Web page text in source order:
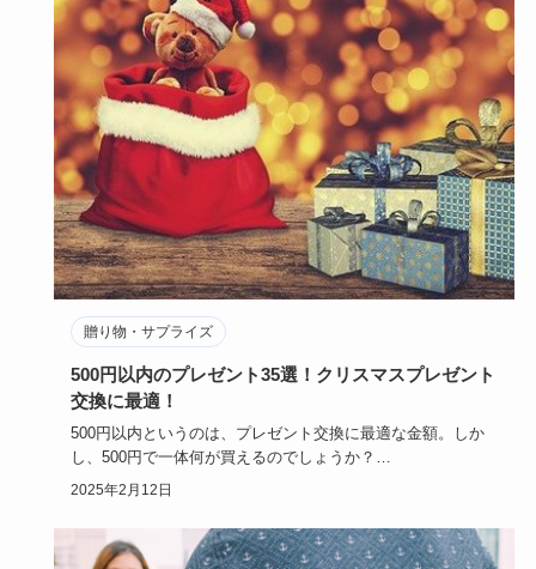
贈り物・サプライズ
500円以内のプレゼント35選！クリスマスプレゼント
交換に最適！
500円以内というのは、プレゼント交換に最適な金額。しか
し、500円で一体何が買えるのでしょうか？
ちゃちなものだといけ…
2025年2月12日